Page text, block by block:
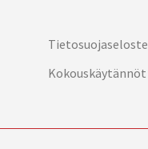
Tietosuojaseloste
Kokouskäytännöt